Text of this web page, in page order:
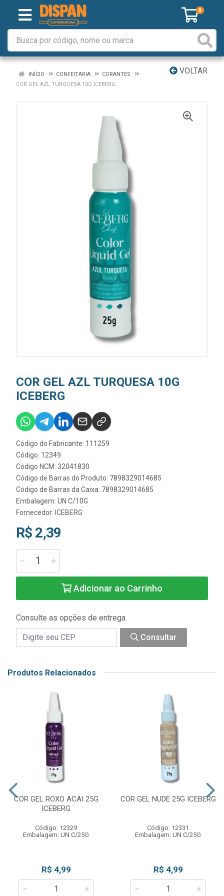
0
VOLTAR
INÍCIO CONFEITARIA
CORANTES
COR GEL AZL TURQUESA 10G ICEBERG
COR GEL AZL TURQUESA 10G
ICEBERG
Código do Fabricante: 111259
Código: 12349
Código NCM: 32041830
Código de Barras do Produto: 7898329014685
Código de Barras da Caixa: 7898329014685
Embalagem: UN C/10G
Fornecedor: ICEBERG
R$ 2,39
Adicionar ao Carrinho
Consulte as opções de entrega
Consultar
Produtos Relacionados
COR GEL ROXO ACAI 25G
ICEBERG
Código: 12329
Embalagem: UN C/25G
R$ 4,99
COR GEL NUDE 25G ICEBERG
Código: 12331
Embalagem: UN C/25G
R$ 4,99